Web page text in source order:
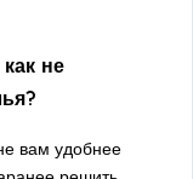
не
вам удобнее